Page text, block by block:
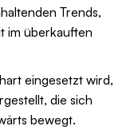
Trends,
im überkauften
eingesetzt wird,
die sich
bewegt.